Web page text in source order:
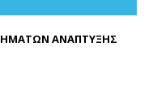
ΑΝΑΠΤΥΞΗΣ